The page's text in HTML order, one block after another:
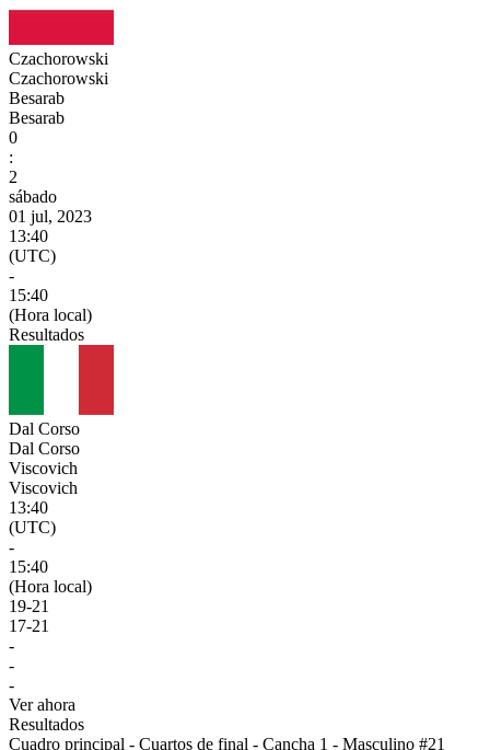
Czachorowski
Czachorowski
Besarab
Besarab
0
:
2
sábado
01 jul, 2023
13:40
(UTC)
-
15:40
(Hora local)
Resultados
Dal Corso
Dal Corso
Viscovich
Viscovich
13:40
(UTC)
-
15:40
(Hora local)
19-21
17-21
-
-
-
Ver ahora
Resultados
Cuadro principal - Cuartos de final - Cancha 1 - Masculino #21